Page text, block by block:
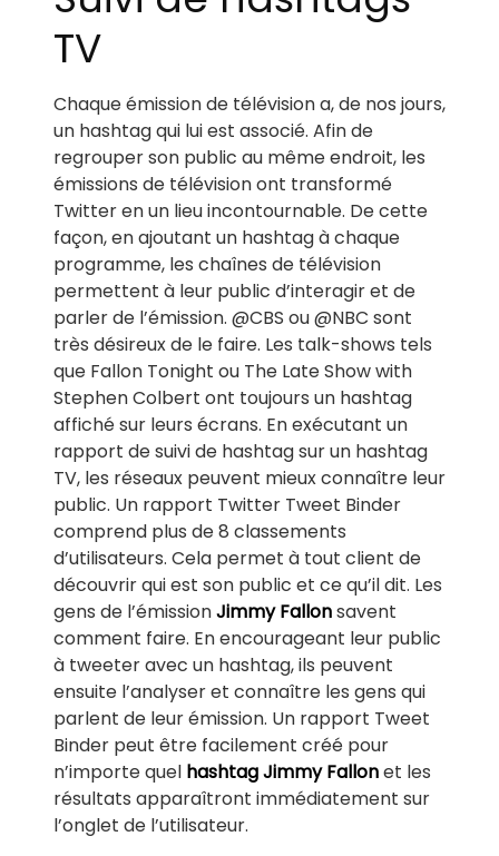
TV
Chaque émission de télévision a, de nos jours,
un hashtag qui lui est associé. Afin de
regrouper son public au même endroit, les
émissions de télévision ont transformé
Twitter en un lieu incontournable. De cette
façon, en ajoutant un hashtag à chaque
programme, les chaînes de télévision
permettent à leur public d’interagir et de
parler de l’émission. @CBS ou @NBC sont
très désireux de le faire. Les talk-shows tels
que Fallon Tonight ou The Late Show with
Stephen Colbert ont toujours un hashtag
affiché sur leurs écrans. En exécutant un
rapport de suivi de hashtag sur un hashtag
TV, les réseaux peuvent mieux connaître leur
public. Un rapport Twitter Tweet Binder
comprend plus de 8 classements
d’utilisateurs. Cela permet à tout client de
découvrir qui est son public et ce qu’il dit. Les
gens de l’émissionJimmy Fallonsavent
comment faire. En encourageant leur public
à tweeter avec un hashtag, ils peuvent
ensuite l’analyser et connaître les gens qui
parlent de leur émission. Un rapport Tweet
Binder peut être facilement créé pour
n’importe quel hashtag Jimmy Fallonet les
résultats apparaîtront immédiatement sur
l’onglet de l’utilisateur.